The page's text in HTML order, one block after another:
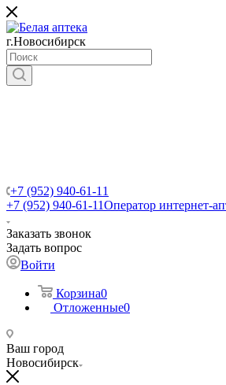
г.Новосибирск
+7 (952) 940-61-11
+7 (952) 940-61-11Оператор интернет-
Заказать звонок
Задать вопрос
Войти
Корзина0
Отложенные0
Ваш город
Новосибирск